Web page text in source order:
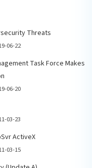
Threats
06-22
Task Force Makes
06-20
03-23
ActiveX
03-15